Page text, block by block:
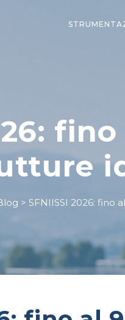
> SFNIISSI 2026: fino